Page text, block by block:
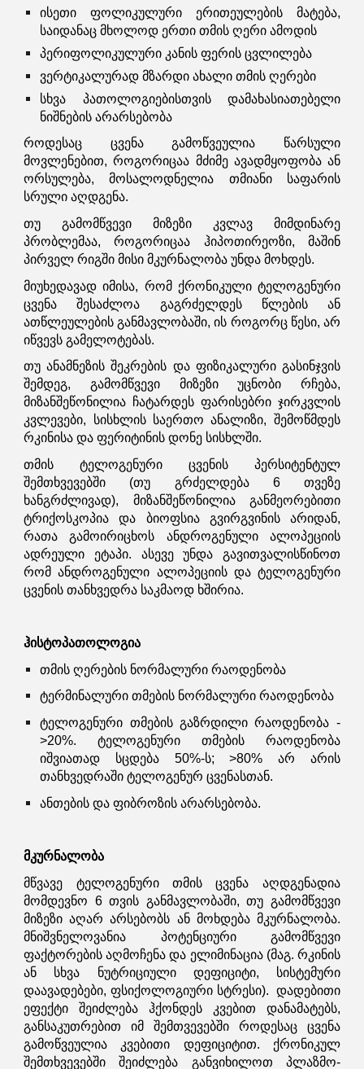
ისეთი ფოლიკულური ერითეულების მატება,
საიდანაც მხოლოდ ერთი თმის ღერი ამოდის
პერიფოლიკულური კანის ფერის ცვლილება
ვერტიკალურად მზარდი ახალი თმის ღერები
სხვა პათოლოგიებისთვის დამახასიათებელი
ნიშნების არარსებობა
როდესაც ცვენა გამოწვეულია წარსული
მოვლენებით, როგორიცაა მძიმე ავადმყოფობა ან
ორსულება, მოსალოდნელია თმიანი საფარის
სრული აღდგენა.
თუ გამომწვევი მიზეზი კვლავ მიმდინარე
პრობლემაა, როგორიცაა ჰიპოთირეოზი, მაშინ
პირველ რიგში მისი მკურნალობა უნდა მოხდეს.
მიუხედავად იმისა, რომ ქრონიკული ტელოგენური
ცვენა შესაძლოა გაგრძელდეს წლების ან
ათწლეულების განმავლობაში, ის როგორც წესი, არ
იწვევს გამელოტებას.
თუ ანამნეზის შეკრების და ფიზიკალური გასინჯვის
შემდეგ, გამომწვევი მიზეზი უცნობი რჩება,
მიზანშეწონილია ჩატარდეს ფარისებრი ჯირკვლის
კვლევები, სისხლის საერთო ანალიზი, შემოწმდეს
რკინისა და ფერიტინის დონე სისხლში.
თმის ტელოგენური ცვენის პერსიტენტულ
შემთხვევებში (თუ გრძელდება 6 თვეზე
ხანგრძლივად), მიზანშეწონილია განმეორებითი
ტრიქოსკოპია და ბიოფსია გვირგვინის არიდან,
რათა გამოირიცხოს ანდროგენული ალოპეციის
ადრეული ეტაპი. ასევე უნდა გავითვალისწინოთ
რომ ანდროგენული ალოპეციის და ტელოგენური
ცვენის თანხვედრა საკმაოდ ხშირია.
ჰისტოპათოლოგია
თმის ღერების ნორმალური რაოდენობა
ტერმინალური თმების ნორმალური რაოდენობა
ტელოგენური თმების გაზრდილი რაოდენობა -
>20%. ტელოგენური თმების რაოდენობა
იშვიათად სცდება 50%-ს; >80% არ არის
თანხვედრაში ტელოგენურ ცვენასთან.
ანთების და ფიბროზის არარსებობა.
მკურნალობა
მწვავე ტელოგენური თმის ცვენა აღდგენადია
მომდევნო 6 თვის განმავლობაში, თუ გამომწვევი
მიზეზი აღარ არსებობს ან მოხდება მკურნალობა.
მნიშვნელოვანია პოტენციური გამომწვევი
ფაქტორების აღმოჩენა და ელიმინაცია (მაგ. რკინის
ან სხვა ნუტრიციული დეფიციტი, სისტემური
დაავადებები, ფსიქოლოგიური სტრესი). დადებითი
ეფექტი შეიძლება ჰქონდეს კვებით დანამატებს,
განსაკუთრებით იმ შემთვევებში როდესაც ცვენა
გამოწვეულია კვებითი დეფიციტით. ქრონიკულ
შემთხვევებში შეიძლება განვიხილოთ პლაზმო-